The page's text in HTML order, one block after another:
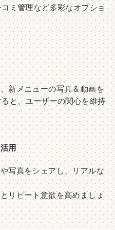
ミ管理など多彩なオプショ
新メニューの写真＆動画を
と、ユーザーの関心を維持
用
写真をシェアし、リアルな
リピート意欲を高めましょ